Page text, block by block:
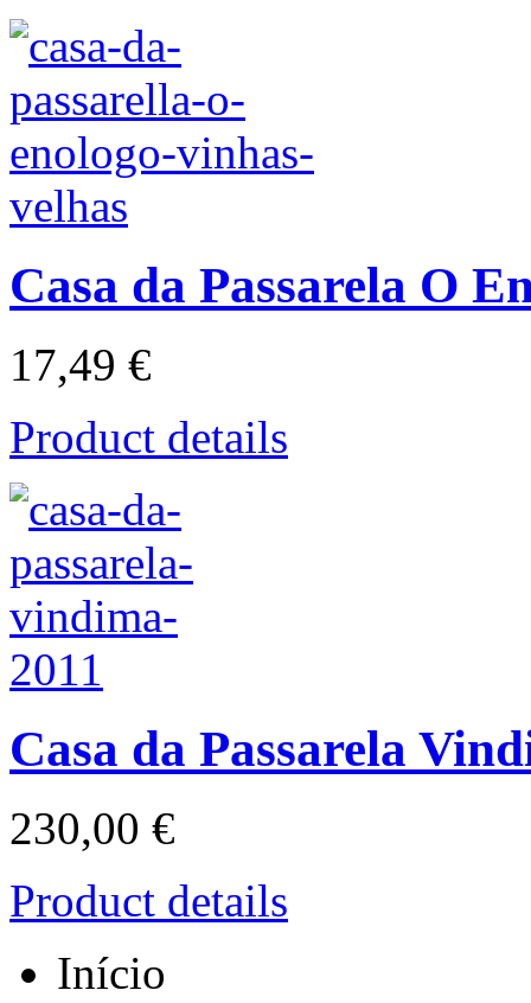
Casa da Passarela O
17,49 €
Product details
Casa da Passarela
230,00 €
Product details
Início